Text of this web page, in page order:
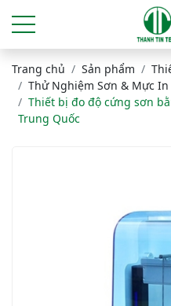
Trang chủ Sản phẩm
Thử Nghiệm Sơn & Mực In
Thiết bị đo độ cứng sơn
Trung Quốc